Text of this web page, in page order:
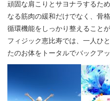
頑固な肩こりとサヨナラするた
なる筋肉の緩和だけでなく、骨
循環機能をしっかり整えることが
フィジック恵比寿では、一人ひ
たのお体をトータルでバックアッ